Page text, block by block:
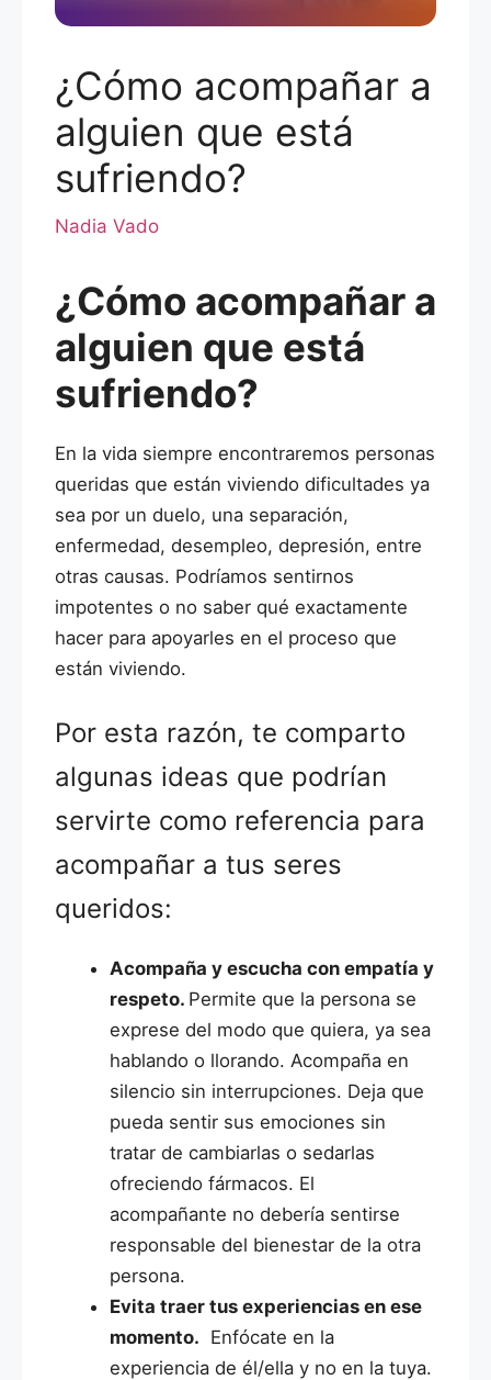
¿Cómo acompañar a
alguien que está
sufriendo?
Nadia Vado
¿Cómo acompañar a
alguien que está
sufriendo?
En la vida siempre encontraremos personas
queridas que están viviendo dificultades ya
sea por un duelo, una separación,
enfermedad, desempleo, depresión, entre
otras causas. Podríamos sentirnos
impotentes o no saber qué exactamente
hacer para apoyarles en el proceso que
están viviendo.
Por esta razón, te comparto
algunas ideas que podrían
servirte como referencia para
acompañar a tus seres
queridos:
Acompaña y escucha con empatía y
respeto. Permite que la persona se
exprese del modo que quiera, ya sea
hablando o llorando. Acompaña en
silencio sin interrupciones. Deja que
pueda sentir sus emociones sin
tratar de cambiarlas o sedarlas
ofreciendo fármacos. El
acompañante no debería sentirse
responsable del bienestar de la otra
persona.
Evita traer tus experiencias en ese
momento. Enfócate en la
experiencia de él/ella y no en la tuya.